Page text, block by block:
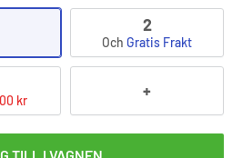
2
Och Gratis Frakt
kr +